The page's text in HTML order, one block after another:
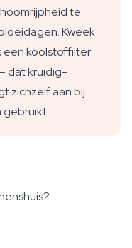
te
Kweek
een koolstoffilter
dat kruidig-
zichzelf aan bij
gebruikt.